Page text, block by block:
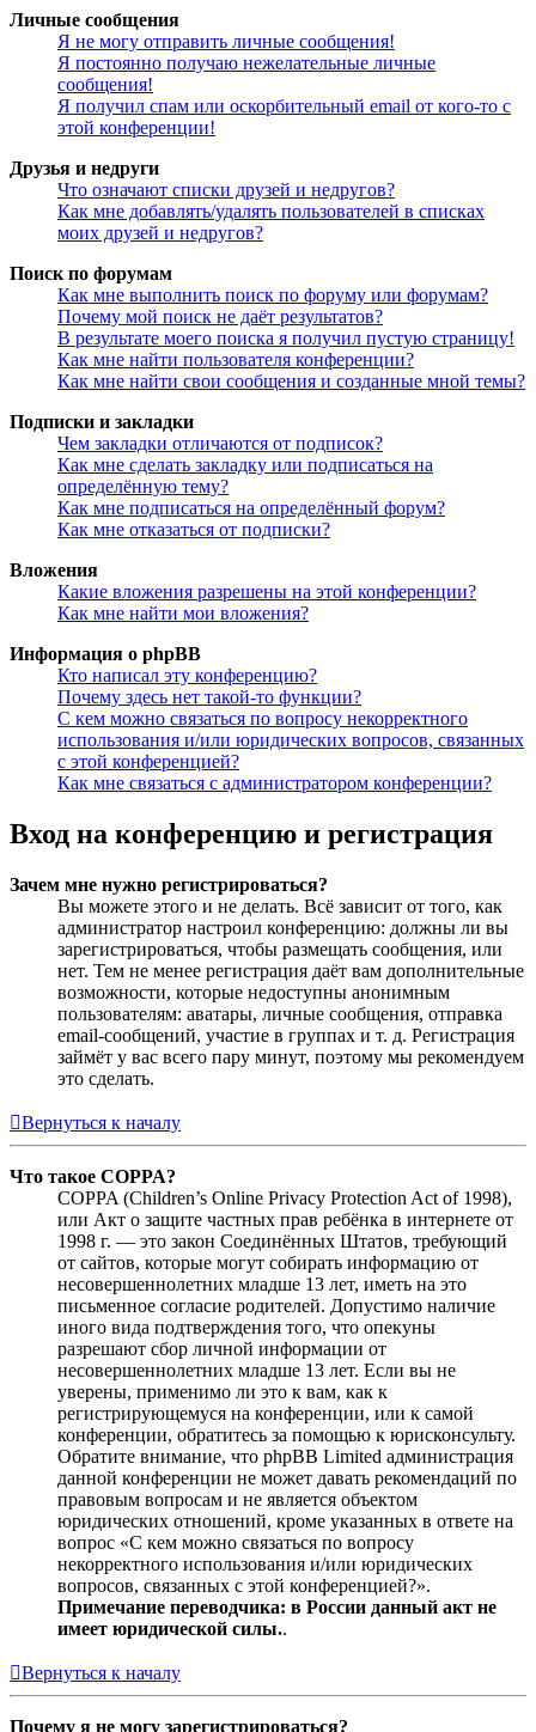
Личные сообщения
Я не могу отправить личные сообщения!
Я постоянно получаю нежелательные личные
сообщения!
Я получил спам или оскорбительный email от кого-то с
этой конференции!
Друзья и недруги
Что означают списки друзей и недругов?
Как мне добавлять/удалять пользователей в списках
моих друзей и недругов?
Поиск по форумам
Как мне выполнить поиск по форуму или форумам?
Почему мой поиск не даёт результатов?
В результате моего поиска я получил пустую страницу!
Как мне найти пользователя конференции?
Как мне найти свои сообщения и созданные мной темы?
Подписки и закладки
Чем закладки отличаются от подписок?
Как мне сделать закладку или подписаться на
определённую тему?
Как мне подписаться на определённый форум?
Как мне отказаться от подписки?
Вложения
Какие вложения разрешены на этой конференции?
Как мне найти мои вложения?
Информация о phpBB
Кто написал эту конференцию?
Почему здесь нет такой-то функции?
С кем можно связаться по вопросу некорректного
использования и/или юридических вопросов, связанных
с этой конференцией?
Как мне связаться с администратором конференции?
Вход на конференцию и регистрация
Зачем мне нужно регистрироваться?
Вы можете этого и не делать. Всё зависит от того, как
администратор настроил конференцию: должны ли вы
зарегистрироваться, чтобы размещать сообщения, или
нет. Тем не менее регистрация даёт вам дополнительные
возможности, которые недоступны анонимным
пользователям: аватары, личные сообщения, отправка
email-сообщений, участие в группах и т. д. Регистрация
займёт у вас всего пару минут, поэтому мы рекомендуем
это сделать.
Вернуться к началу
Что такое COPPA?
COPPA (Children’s Online Privacy Protection Act of 1998),
или Акт о защите частных прав ребёнка в интернете от
1998 г. — это закон Соединённых Штатов, требующий
от сайтов, которые могут собирать информацию от
несовершеннолетних младше 13 лет, иметь на это
письменное согласие родителей. Допустимо наличие
иного вида подтверждения того, что опекуны
разрешают сбор личной информации от
несовершеннолетних младше 13 лет. Если вы не
уверены, применимо ли это к вам, как к
регистрирующемуся на конференции, или к самой
конференции, обратитесь за помощью к юрисконсульту.
Обратите внимание, что phpBB Limited администрация
данной конференции не может давать рекомендаций по
правовым вопросам и не является объектом
юридических отношений, кроме указанных в ответе на
вопрос «С кем можно связаться по вопросу
некорректного использования и/или юридических
вопросов, связанных с этой конференцией?».
Примечание переводчика: в России данный акт не
имеет юридической силы..
Вернуться к началу
Почему я не могу зарегистрироваться?